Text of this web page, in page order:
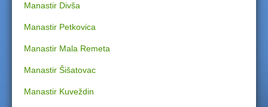
Manastir Divša
Manastir Petkovica
Manastir Mala Remeta
Manastir Šišatovac
Manastir Kuveždin